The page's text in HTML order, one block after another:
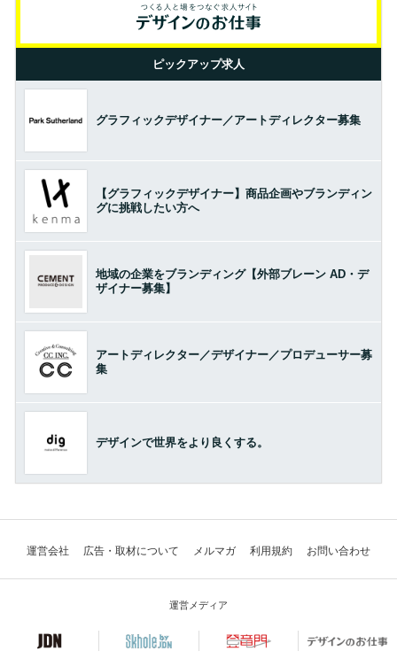
ピックアップ求人
グラフィックデザイナー／アートディレクター募集
【グラフィックデザイナー】商品企画やブランディン
グに挑戦したい方へ
地域の企業をブランディング【外部ブレーン AD・デ
ザイナー募集】
アートディレクター／デザイナー／プロデューサー募
集
デザインで世界をより良くする。
運営会社 広告・取材について メルマガ 利用規約 お問い合わせ
運営メディア